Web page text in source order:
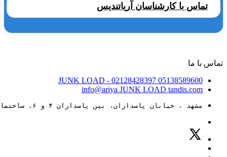
تماس با کارشناسان آریاتندیس
تماس با ما
05138589600
JUNK LOAD - 02128428397
info@ariya JUNK LOAD tandis.com
مشهد ، خیابان پاسداران، بین پاسداران ۴ و ۶، ساختمان ۸۸